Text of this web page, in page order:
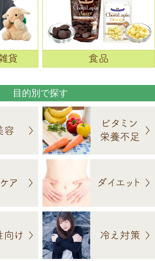
目的別で探す